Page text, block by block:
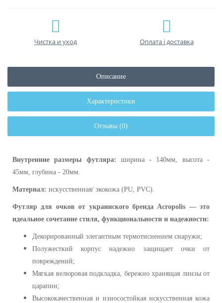
Чистка и уход Оплата і доставка
Описание
Характеристики
Отзывы (0)
Внутренние размеры футляра: ширина - 140мм, высота -
45мм, глубина - 20мм.
Материал: искусственная/ экокожа (PU, PVC).
Футляр для очков от украинского бренда Acropolis — это
идеальное сочетание стиля, функциональности и надежности:
Декорированный элегантным термотиснением снаружи;
Полужесткий корпус надежно защищает очки от
повреждений;
Мягкая велюровая подкладка, бережно хранящая линзы от
царапин;
Высококачественная и износостойкая искусственная кожа